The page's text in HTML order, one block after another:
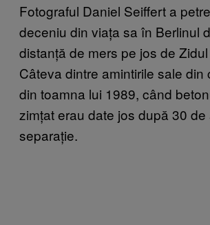
Fotograful Daniel Seiffert a
deceniu din viața sa în Berlinul
distanță de mers pe jos de
Câteva dintre amintirile sale din
din toamna lui 1989, când
zimțat erau date jos după 30 de
separație.